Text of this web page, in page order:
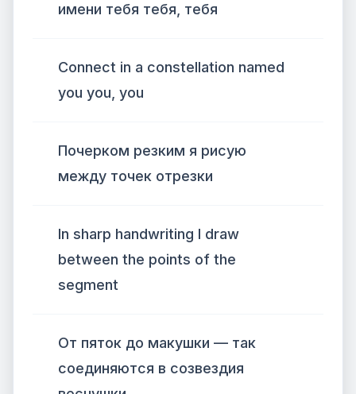
имени тебя тебя, тебя
Connect in a constellation named
you you, you
Почерком резким я рисую
между точек отрезки
In sharp handwriting I draw
between the points of the
segment
От пяток до макушки — так
соединяются в созвездия